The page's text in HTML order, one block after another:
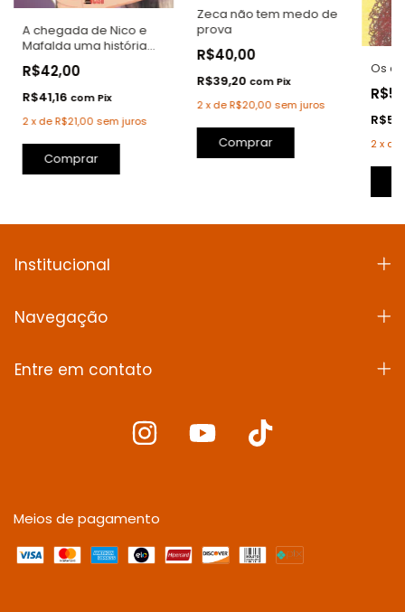
A chegada de Nico e
Mafalda uma história
de adoção
R$42,00
R$41,16 comPix
2 xdeR$21,00 sem juros
Comprar
Zeca não tem medo de
prova
R$40,00
R$39,20 com Pix
2 xdeR$20,00 sem juros
Comprar
Os
2x de
Institucional
Navegação
Entre em contato
Meios de pagamento